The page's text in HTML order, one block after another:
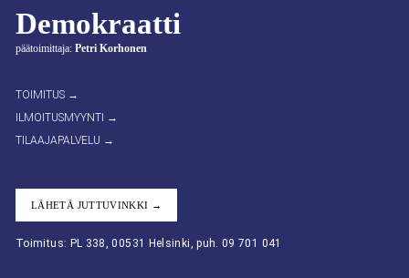
Demokraatti
päätoimittaja: Petri Korhonen
TOIMITUS →
ILMOITUSMYYNTI →
TILAAJAPALVELU →
LÄHETÄ JUTTUVINKKI →
Toimitus: PL 338, 00531 Helsinki, puh. 09 701 041